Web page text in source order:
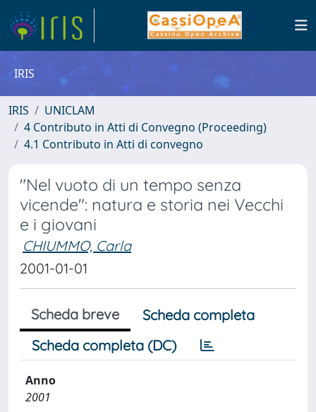
IRIS
IRIS
UNICLAM
4 Contributo in Atti di Convegno (Proceeding)
4.1 Contributo in Atti di convegno
"Nel vuoto di un tempo senza
vicende": natura e storia nei Vecchi
e i giovani
CHIUMMO, Carla
2001-01-01
Scheda breve
Scheda completa
Scheda completa (DC)
Anno
2001